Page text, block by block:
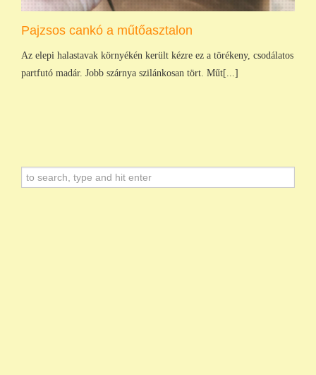
Pajzsos cankó a műtőasztalon
Az elepi halastavak környékén került kézre ez a törékeny, csodálatos
partfutó madár. Jobb szárnya szilánkosan tört. Műt[...]